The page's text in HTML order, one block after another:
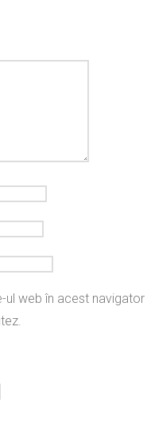
ul web în acest navigator